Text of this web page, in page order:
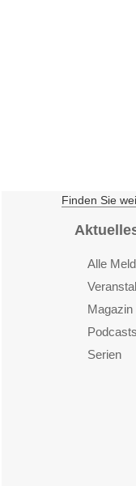
Finden Sie
Alle
Magazin
Podcasts
Serien